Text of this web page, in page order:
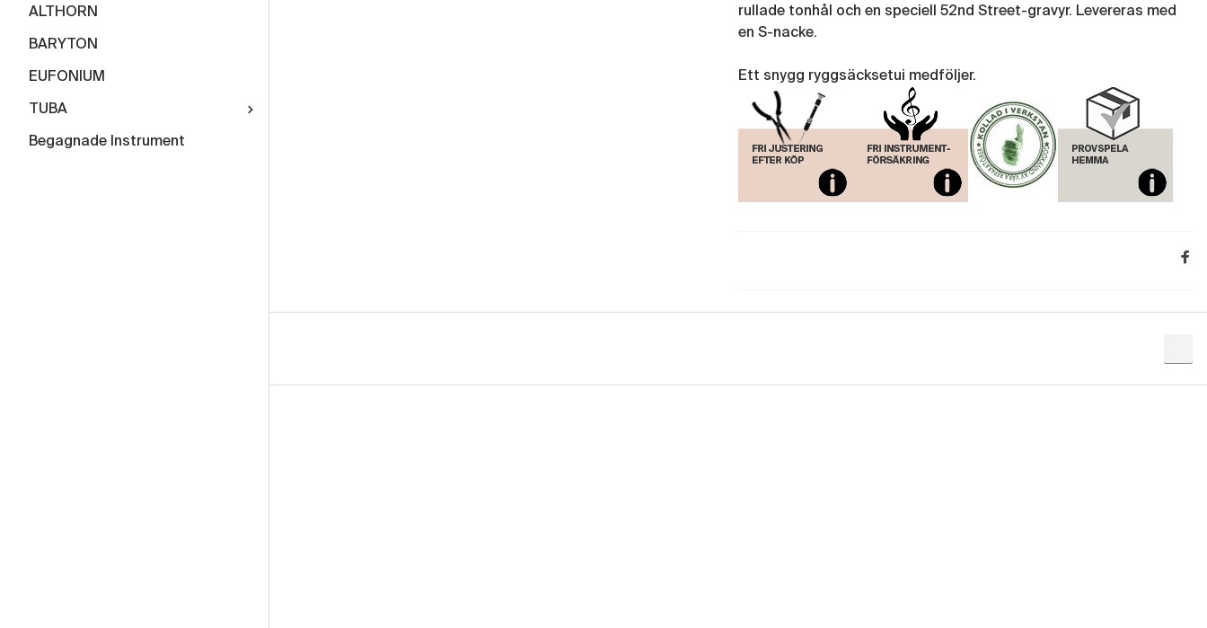
rullade tonhål och en speciell 52nd Street-gravyr. Levereras med
en S-nacke.
Ett snygg ryggsäcksetui medföljer.
ALTHORN
BARYTON
EUFONIUM
TUBA
Begagnade Instrument